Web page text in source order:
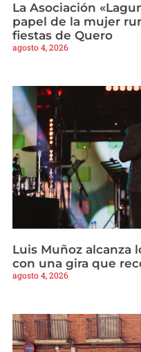
La Asociación
papel de la mujer
fiestas de Quero
agosto 4, 2026
Luis Muñoz alcanza
con una gira que
agosto 4, 2026